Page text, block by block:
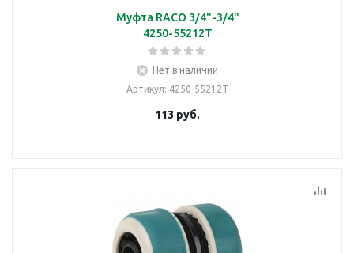
Муфта RACO 3/4"-3/4"
4250-55212T
Нет в наличии
Артикул: 4250-55212T
113 руб.